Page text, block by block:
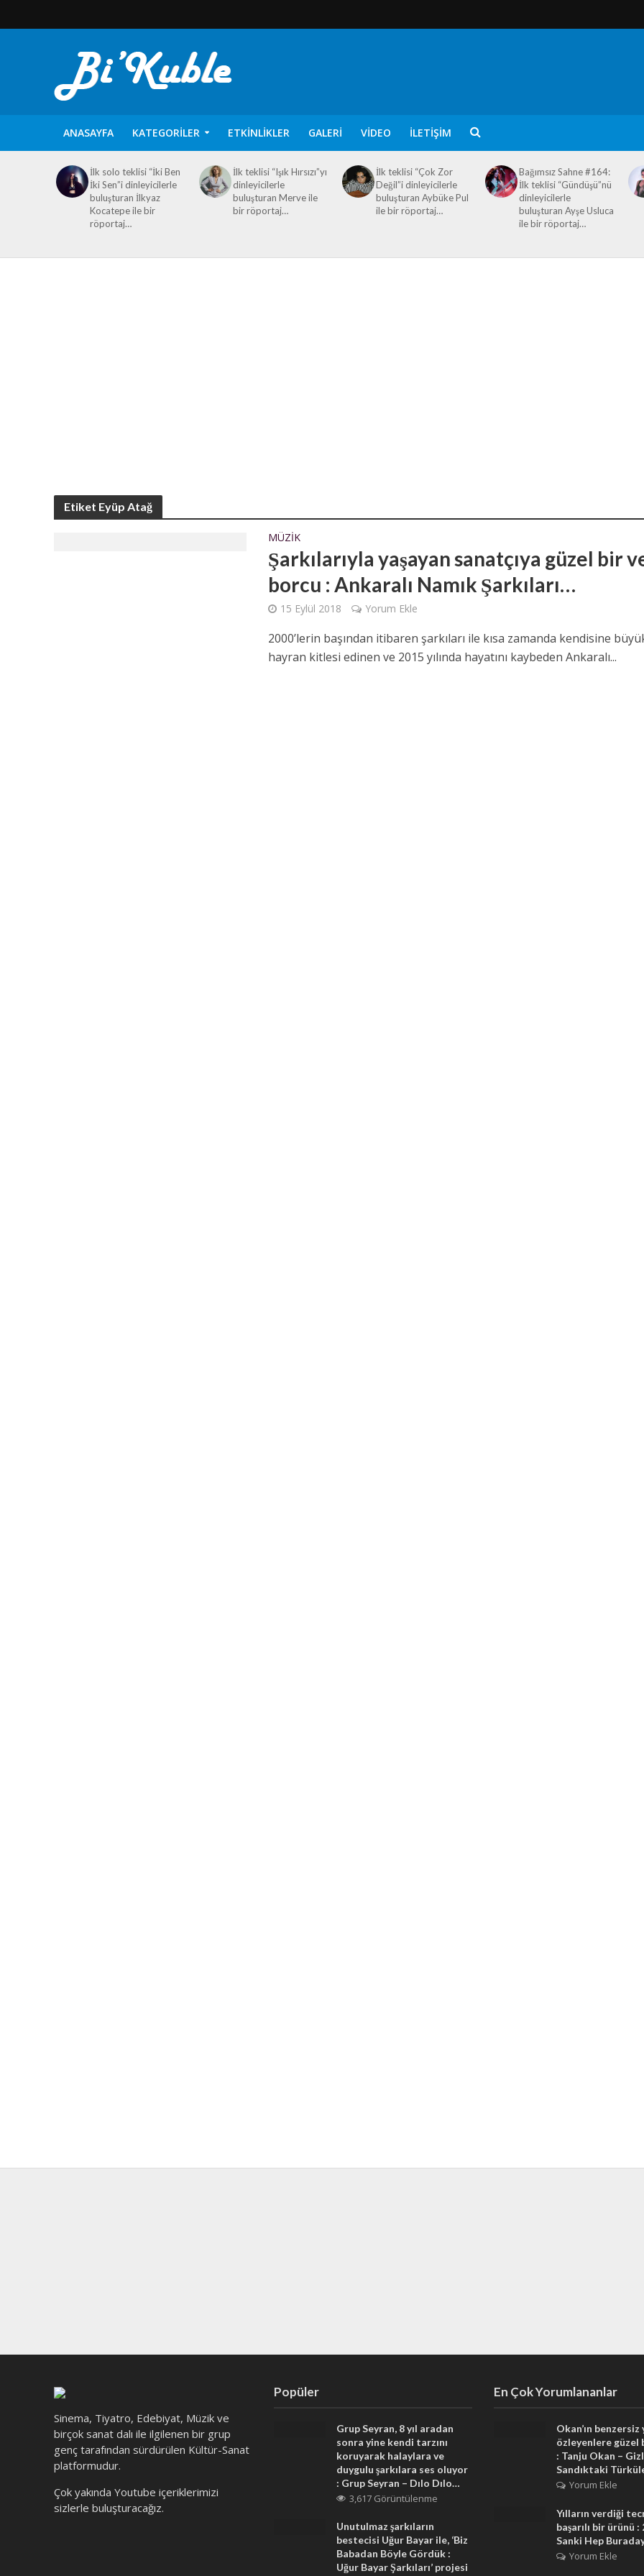
ANASAYFA KATEGORILER ETKINLIKLER GALERI VIDEO İLETIŞIM
İlk solo teklisi “İki Ben
İki Sen”i dinleyicilerle
buluşturan İlkyaz
Kocatepe ile bir
röportaj…
İlk teklisi “Işık Hırsızı”yı
dinleyicilerle
buluşturan Merve ile
bir röportaj…
İlk teklisi “Çok Zor
Değil”i dinleyicilerle
buluşturan Aybüke Pul
ile bir röportaj…
Bağımsız Sahne #164:
İlk teklisi “Gündüşü”nü
dinleyicilerle
buluşturan Ayşe Usluca
ile bir röportaj…
Etiket Eyüp Atağ
MÜZIK
Şarkılarıyla yaşayan sanatçıya güzel bir
borcu : Ankaralı Namık Şarkıları…
15 Eylül 2018 Yorum Ekle
2000’lerin başından itibaren şarkıları ile kısa zamanda kendisine
hayran kitlesi edinen ve 2015 yılında hayatını kaybeden Ankaralı...
Sinema, Tiyatro, Edebiyat, Müzik ve
birçok sanat dalı ile ilgilenen bir grup
genç tarafından sürdürülen Kültür-Sanat
platformudur.
Çok yakında Youtube içeriklerimizi
sizlerle buluşturacağız.
Popüler
Grup Seyran, 8 yıl aradan
sonra yine kendi tarzını
koruyarak halaylara ve
duygulu şarkılara ses oluyor
: Grup Seyran – Dılo Dılo…
3,617 Görüntülenme
Unutulmaz şarkıların
bestecisi Uğur Bayar ile, ‘Biz
Babadan Böyle Gördük :
Uğur Bayar Şarkıları’ projesi
En Çok Yorumlananlar
Okan’ın
özleyenlere güzel
: Tanju Okan –
Sandıktaki
Yorum Ekle
Yılların verdiği
başarılı bir ürünü
Sanki Hep
Yorum Ekle